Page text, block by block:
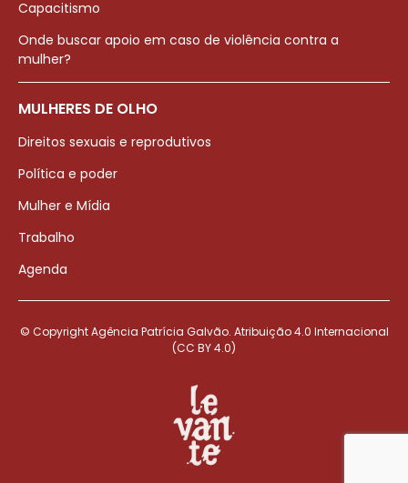
Capacitismo
Onde buscar apoio em caso de violência contra a
mulher?
MULHERES DE OLHO
Direitos sexuais e reprodutivos
Política e poder
Mulher e Mídia
Trabalho
Agenda
© Copyright Agência Patrícia Galvão. Atribuição 4.0 Internacional
(CC BY 4.0)